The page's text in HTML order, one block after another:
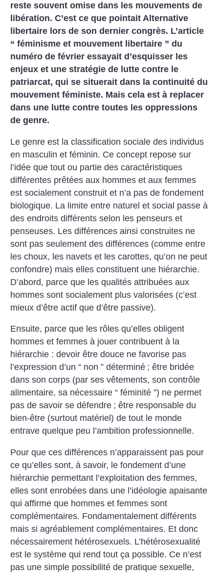
reste souvent omise dans les mouvements de
libération. C’est ce que pointait Alternative
libertaire lors de son dernier congrès. L’article
“ féminisme et mouvement libertaire ” du
numéro de février essayait d’esquisser les
enjeux et une stratégie de lutte contre le
patriarcat, qui se situerait dans la continuité du
mouvement féministe. Mais cela est à replacer
dans une lutte contre toutes les oppressions
de genre.
Le genre est la classification sociale des individus
en masculin et féminin. Ce concept repose sur
l’idée que tout ou partie des caractéristiques
différentes prêtées aux hommes et aux femmes
est socialement construit et n’a pas de fondement
biologique. La limite entre naturel et social passe à
des endroits différents selon les penseurs et
penseuses. Les différences ainsi construites ne
sont pas seulement des différences (comme entre
les choux, les navets et les carottes, qu’on ne peut
confondre) mais elles constituent une hiérarchie.
D’abord, parce que les qualités attribuées aux
hommes sont socialement plus valorisées (c’est
mieux d’être actif que d’être passive).
Ensuite, parce que les rôles qu’elles obligent
hommes et femmes à jouer contribuent à la
hiérarchie : devoir être douce ne favorise pas
l’expression d’un “ non ” déterminé ; être bridée
dans son corps (par ses vêtements, son contrôle
alimentaire, sa nécessaire “ féminité ”) ne permet
pas de savoir se défendre ; être responsable du
bien-être (surtout matériel) de tout le monde
entrave quelque peu l’ambition professionnelle.
Pour que ces différences n’apparaissent pas pour
ce qu’elles sont, à savoir, le fondement d’une
hiérarchie permettant l’exploitation des femmes,
elles sont enrobées dans une l’idéologie apaisante
qui affirme que hommes et femmes sont
complémentaires. Fondamentalement différents
mais si agréablement complémentaires. Et donc
nécessairement hétérosexuels. L’hétérosexualité
est le système qui rend tout ça possible. Ce n’est
pas une simple possibilité de pratique sexuelle,